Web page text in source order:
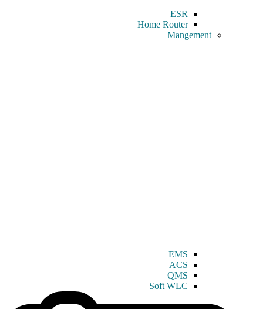
ESR
Home Router
Mangement
EMS
ACS
QMS
Soft WLC